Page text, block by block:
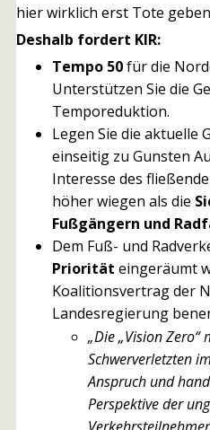
hier wirklich erst Tote
Deshalb fordert KIR:
Tempo 50für die
Unterstützen Sie die
Temporeduktion.
Legen Sie die aktuelle
einseitig zu Gunsten
Interesse des
höher wiegen als die
Fußgängern und
Dem Fuß- und
Priorität eingeräumt
Koalitionsvertrag der
Landesregierung
„Die „Vision
Schwerverletzten
Anspruch und
Perspektive der